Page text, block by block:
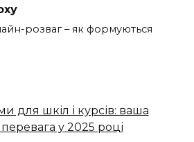
розваг – як формуються